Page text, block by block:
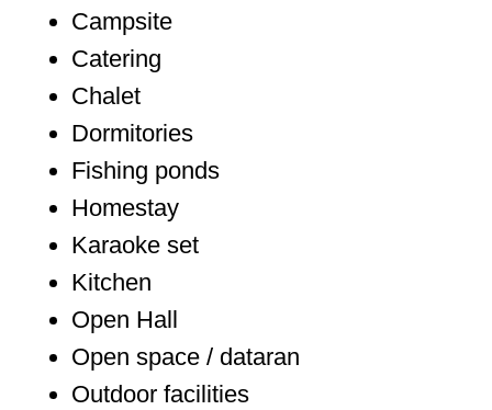
Campsite
Catering
Chalet
Dormitories
Fishing ponds
Homestay
Karaoke set
Kitchen
Open Hall
Open space / dataran
Outdoor facilities